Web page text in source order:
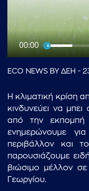
00:00
ECO NEWS BY ΔΕΗ -
Η κλιματική κρίση
κινδυνεύει να
από την
ενημερώνουμε
περιβάλλον και
παρουσιάζουμε
βιώσιμο μέλλον
Γεωργίου.